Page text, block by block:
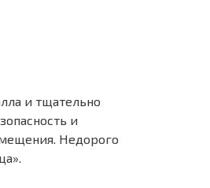
и тщательно
и
Недорого